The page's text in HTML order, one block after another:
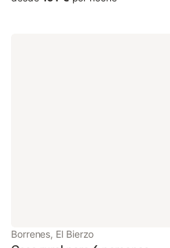
Borrenes, El Bierzo